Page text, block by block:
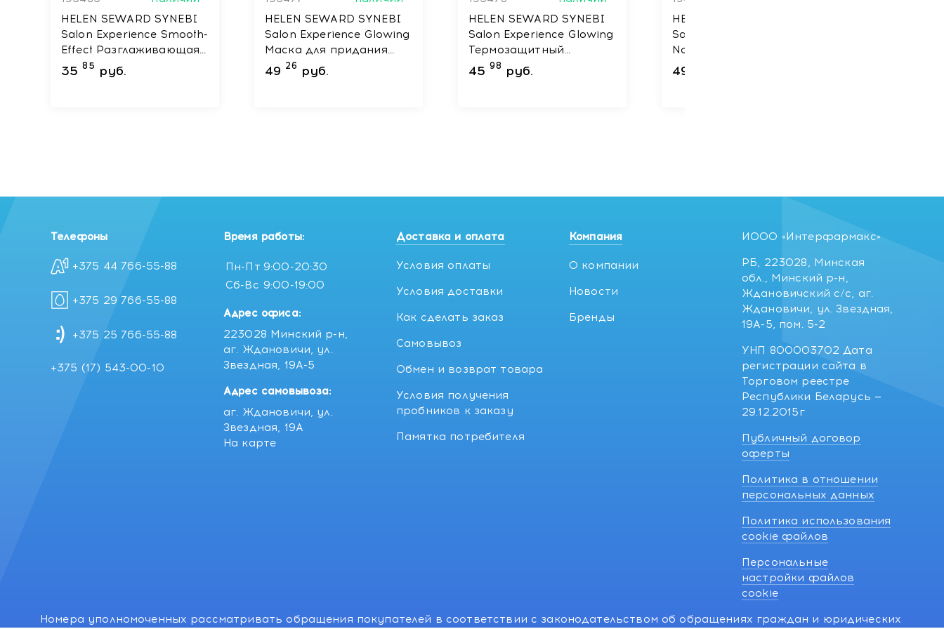
HELEN SEWARD SYNEBI
Salon Experience Smooth-
Effect Разглаживающая
сыворотка, 150 мл
35 85 руб.
HELEN SEWARD SYNEBI
Salon Experience Glowing
Маска для придания
блеска и яркости, 500
49 26 руб.
HELEN SEWARD SYNEBI
Salon Experience Glowing
Термозащитный
двухфазный спрей для
придания блеска, 150 мл
45 98 руб.
HELEN SEWARD SYNEBI
Salon Experience
Nourishing Питательная
маска для сухих волос,
49
Телефоны
+375 44 766-55-88
+375 29 766-55-88
+375 25 766-55-88
+375 (17) 543-00-10
Время работы:
Пн-Пт 9:00-20:30
Сб-Вс 9:00-19:00
Адрес офиса:
223028 Минский р-н,
аг. Ждановичи, ул.
Звездная, 19А-5
Адрес самовывоза:
аг. Ждановичи, ул.
Звездная, 19А
На карте
Доставка и оплата
Условия оплаты
Условия доставки
Как сделать заказ
Самовывоз
Обмен и возврат товара
Условия получения
пробников к заказу
Памятка потребителя
Компания
О компании
Новости
Бренды
ИООО «Интерфармакс»
РБ, 223028, Минская
обл., Минский р-н,
Ждановичский с/с, аг.
Ждановичи, ул. Звездная,
19А-5, пом. 5-2
УНП 800003702 Дата
регистрации сайта в
Торговом реестре
Республики Беларусь —
29.12.2015г
Публичный договор
оферты
Политика в отношении
персональных данных
Политика использования
cookie файлов
Персональные
настройки файлов
cookie
Номера уполномоченных рассматривать обращения покупателей в соответствии с законодательством об обращениях граждан и юридических